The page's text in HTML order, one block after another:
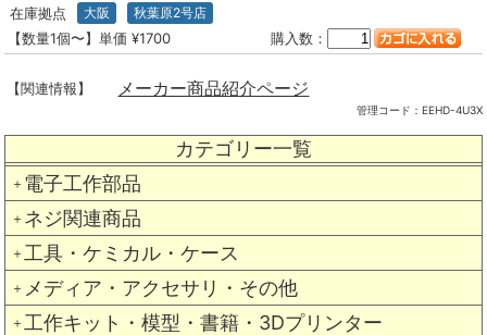
カテゴリー一覧
＋ 電子工作部品
＋ ネジ関連商品
＋ 工具・ケミカル・ケース
＋ メディア・アクセサリ・その他
＋ 工作キット・模型・書籍・3Dプリンター
在庫拠点 大阪 秋葉原2号店
【数量1個〜】単価 ¥1700 購入数：
【関連情報】 メーカー商品紹介ページ
管理コード： EEHD-4U3X